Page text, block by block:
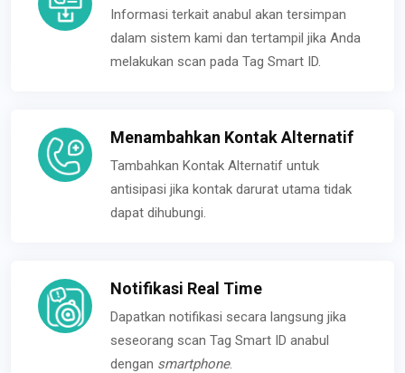
Informasi terkait anabul akan tersimpan
dalam sistem kami dan tertampil jika Anda
melakukan scan pada Tag Smart ID.
Menambahkan Kontak Alternatif
Tambahkan Kontak Alternatif untuk
antisipasi jika kontak darurat utama tidak
dapat dihubungi.
Notifikasi Real Time
Dapatkan notifikasi secara langsung jika
seseorang scan Tag Smart ID anabul
dengan smartphone.